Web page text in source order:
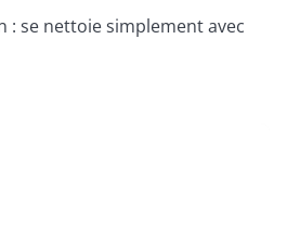
: se nettoie simplement avec